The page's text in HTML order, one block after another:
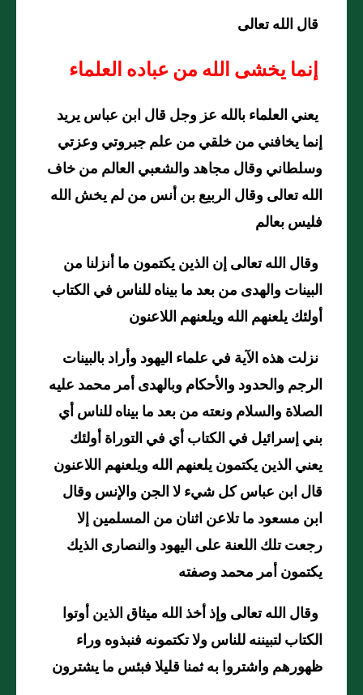
قال الله تعالى
إنما يخشى الله من عباده العلماء
يعني العلماء بالله عز وجل قال ابن عباس يريد
إنما يخافني من خلقي من علم جبروتي وعزتي
وسلطاني وقال مجاهد والشعبي العالم من خاف
الله تعالى وقال الربيع بن أنس من لم يخش الله
فليس بعالم
وقال الله تعالى إن الذين يكتمون ما أنزلنا من
البينات والهدى من بعد ما بيناه للناس في الكتاب
أولئك يلعنهم الله ويلعنهم اللاعنون
نزلت هذه الآية في علماء اليهود وأراد بالبينات
الرجم والحدود والأحكام وبالهدى أمر محمد عليه
الصلاة والسلام ونعته من بعد ما بيناه للناس أي
بني إسرائيل في الكتاب أي في التوراة أولئك
يعني الذين يكتمون يلعنهم الله ويلعنهم اللاعنون
قال ابن عباس كل شيء لا الجن والإنس وقال
ابن مسعود ما تلاعن اثنان من المسلمين إلا
رجعت تلك اللعنة على اليهود والنصارى الذيك
يكتمون أمر محمد وصفته
وقال الله تعالى وإذ أخذ الله ميثاق الذين أوتوا
الكتاب لتبيننه للناس ولا تكتمونه فنبذوه وراء
ظهورهم واشتروا به ثمنا قليلا فبئس ما يشترون